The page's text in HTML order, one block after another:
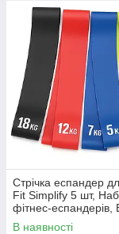
Стрічка еспандер
Fit Simplify 5 шт,
фітнес-еспандерів,
вправ тренажерний
В наявності